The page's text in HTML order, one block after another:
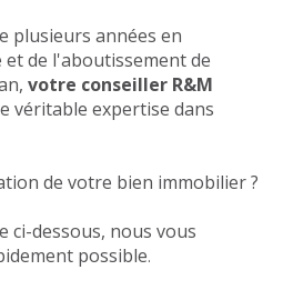
plusieurs années en
de l'aboutissement de
votre conseiller R&M
véritable expertise dans
de votre bien immobilier ?
ci-dessous, nous vous
possible.